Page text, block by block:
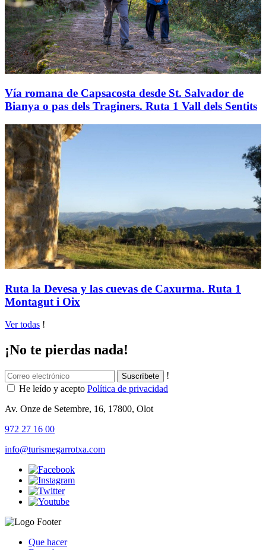
Vía romana de Capsacosta desde St. Salvador de
Bianya o pas dels Traginers. Ruta 1 Vall dels Sentits
Ruta la Devesa y las cuevas de Caxurma. Ruta 1
Montagut i Oix
Ver todas !
¡No te pierdas nada!
!
He leído y acepto Política de privacidad
Av. Onze de Setembre, 16, 17800, Olot
972 27 16 00
info@turismegarrotxa.com
Que hacer